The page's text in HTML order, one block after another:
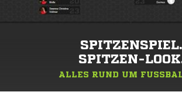
SPITZENSPIEL.
SPITZEN-
ALLES RUND UM